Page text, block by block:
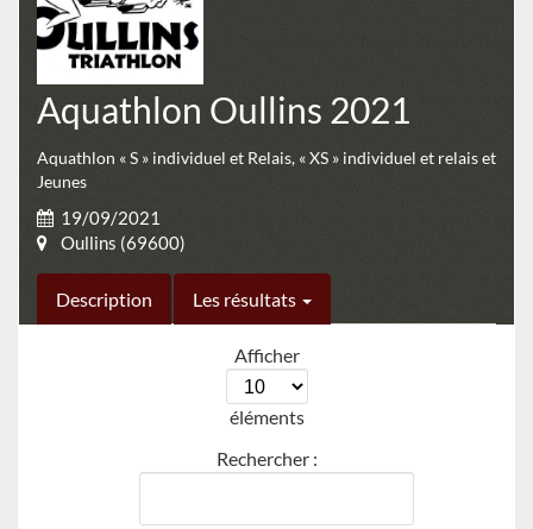
Aquathlon Oullins 2021
Aquathlon « S » individuel et Relais, « XS » individuel et relais et
Jeunes
19/09/2021
Oullins (69600)
Description Les résultats
Afficher
éléments
Rechercher :